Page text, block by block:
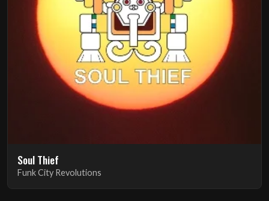
Soul Thief
Funk City Revolutions